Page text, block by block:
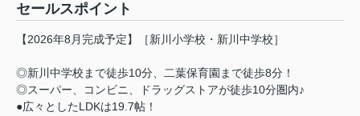
セールスポイント
【2026年8月完成予定】［新川小学校・新川中学校］
◎新川中学校まで徒歩10分、二葉保育園まで徒歩8分！
◎スーパー、コンビニ、ドラッグストアが徒歩10分圏内♪
●広々としたLDKは19.7帖！